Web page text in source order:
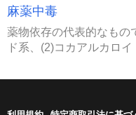
麻薬中毒
薬物依存の代表的なもの
ド系、(2)コカアルカロ